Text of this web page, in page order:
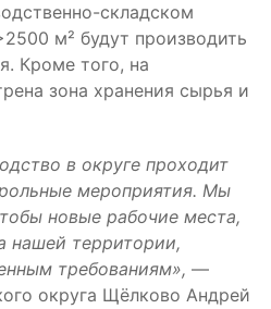
складском
м² будут производить
Кроме того, на
зона хранения сырья и
в округе проходит
мероприятия. Мы
новые рабочие места,
нашей территории,
требованиям», —
округа Щёлково Андрей